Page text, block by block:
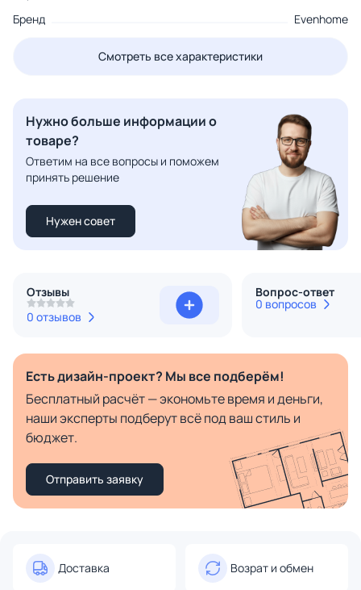
Бренд
Evenhome
Смотреть все характеристики
Нужно больше информации о
товаре?
Ответим на все вопросы и поможем
принять решение
Нужен совет
Отзывы
0 отзывов
Вопрос-ответ
0 вопросов
Есть дизайн-проект? Мы все подберём!
Бесплатный расчёт — экономьте время и деньги,
наши эксперты подберут всё под ваш стиль и
бюджет.
Отправить заявку
Доставка Возрат и обмен